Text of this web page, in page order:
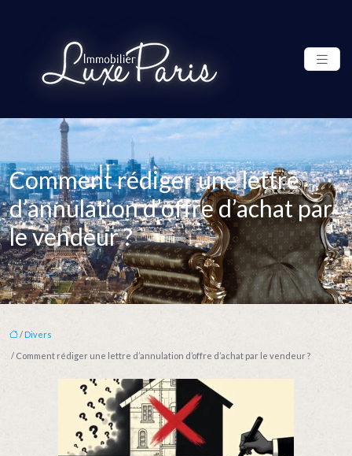
Comment rédiger une lettre
d’annulation d’offre d’achat par
le vendeur ?
/Divers
/ Comment rédiger une lettre d’annulation d’offre d’achat par le vendeur ?